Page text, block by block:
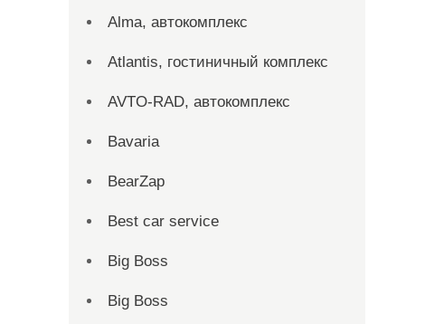
Alma, автокомплекс
Atlantis, гостиничный комплекс
AVTO-RAD, автокомплекс
Bavaria
BearZap
Best car service
Big Boss
Big Boss